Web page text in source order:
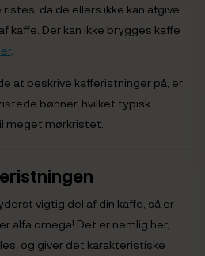
da de ellers ikke kan afgive
kaffe. Der kan ikke brygges kaffe
.
at beskrive kafferistninger på, er
bønner, hvilket typisk
meget mørkristet.
vigtig del af din kaffe, så er
alfa omega! Det er nemlig her,
og giver det karakteristiske